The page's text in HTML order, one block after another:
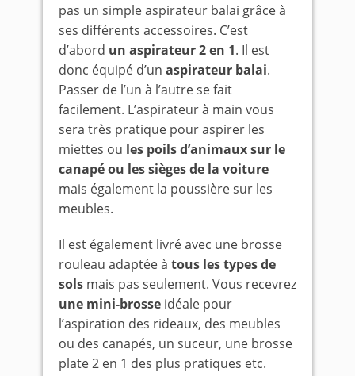
pas un simple aspirateur balai grâce à
ses différents accessoires. C’est
d’abord un aspirateur 2 en 1. Il est
donc équipé d’un aspirateur balai.
Passer de l’un à l’autre se fait
facilement. L’aspirateur à main vous
sera très pratique pour aspirer les
miettes ou les poils d’animaux sur le
canapé ou les sièges de la voiture
mais également la poussière sur les
meubles.
Il est également livré avec une brosse
rouleau adaptée à tous les types de
sols mais pas seulement. Vous recevrez
une mini-brosse idéale pour
l’aspiration des rideaux, des meubles
ou des canapés, un suceur, une brosse
plate 2 en 1 des plus pratiques etc.